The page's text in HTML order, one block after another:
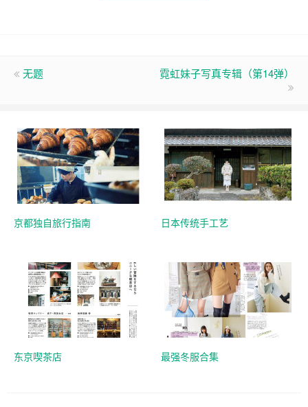
无题 霓虹妹子写真专辑（第14弹）
京都独自旅行指南 日本传统手工艺
东京喫茶店 最强冬服合集